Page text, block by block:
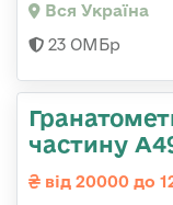
Вся Україна
23 ОМБр
частину
від 20000 до